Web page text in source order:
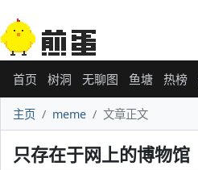
首页 树洞 无聊图 鱼塘 热榜
主页 meme 文章正文
只存在于网上的博物馆